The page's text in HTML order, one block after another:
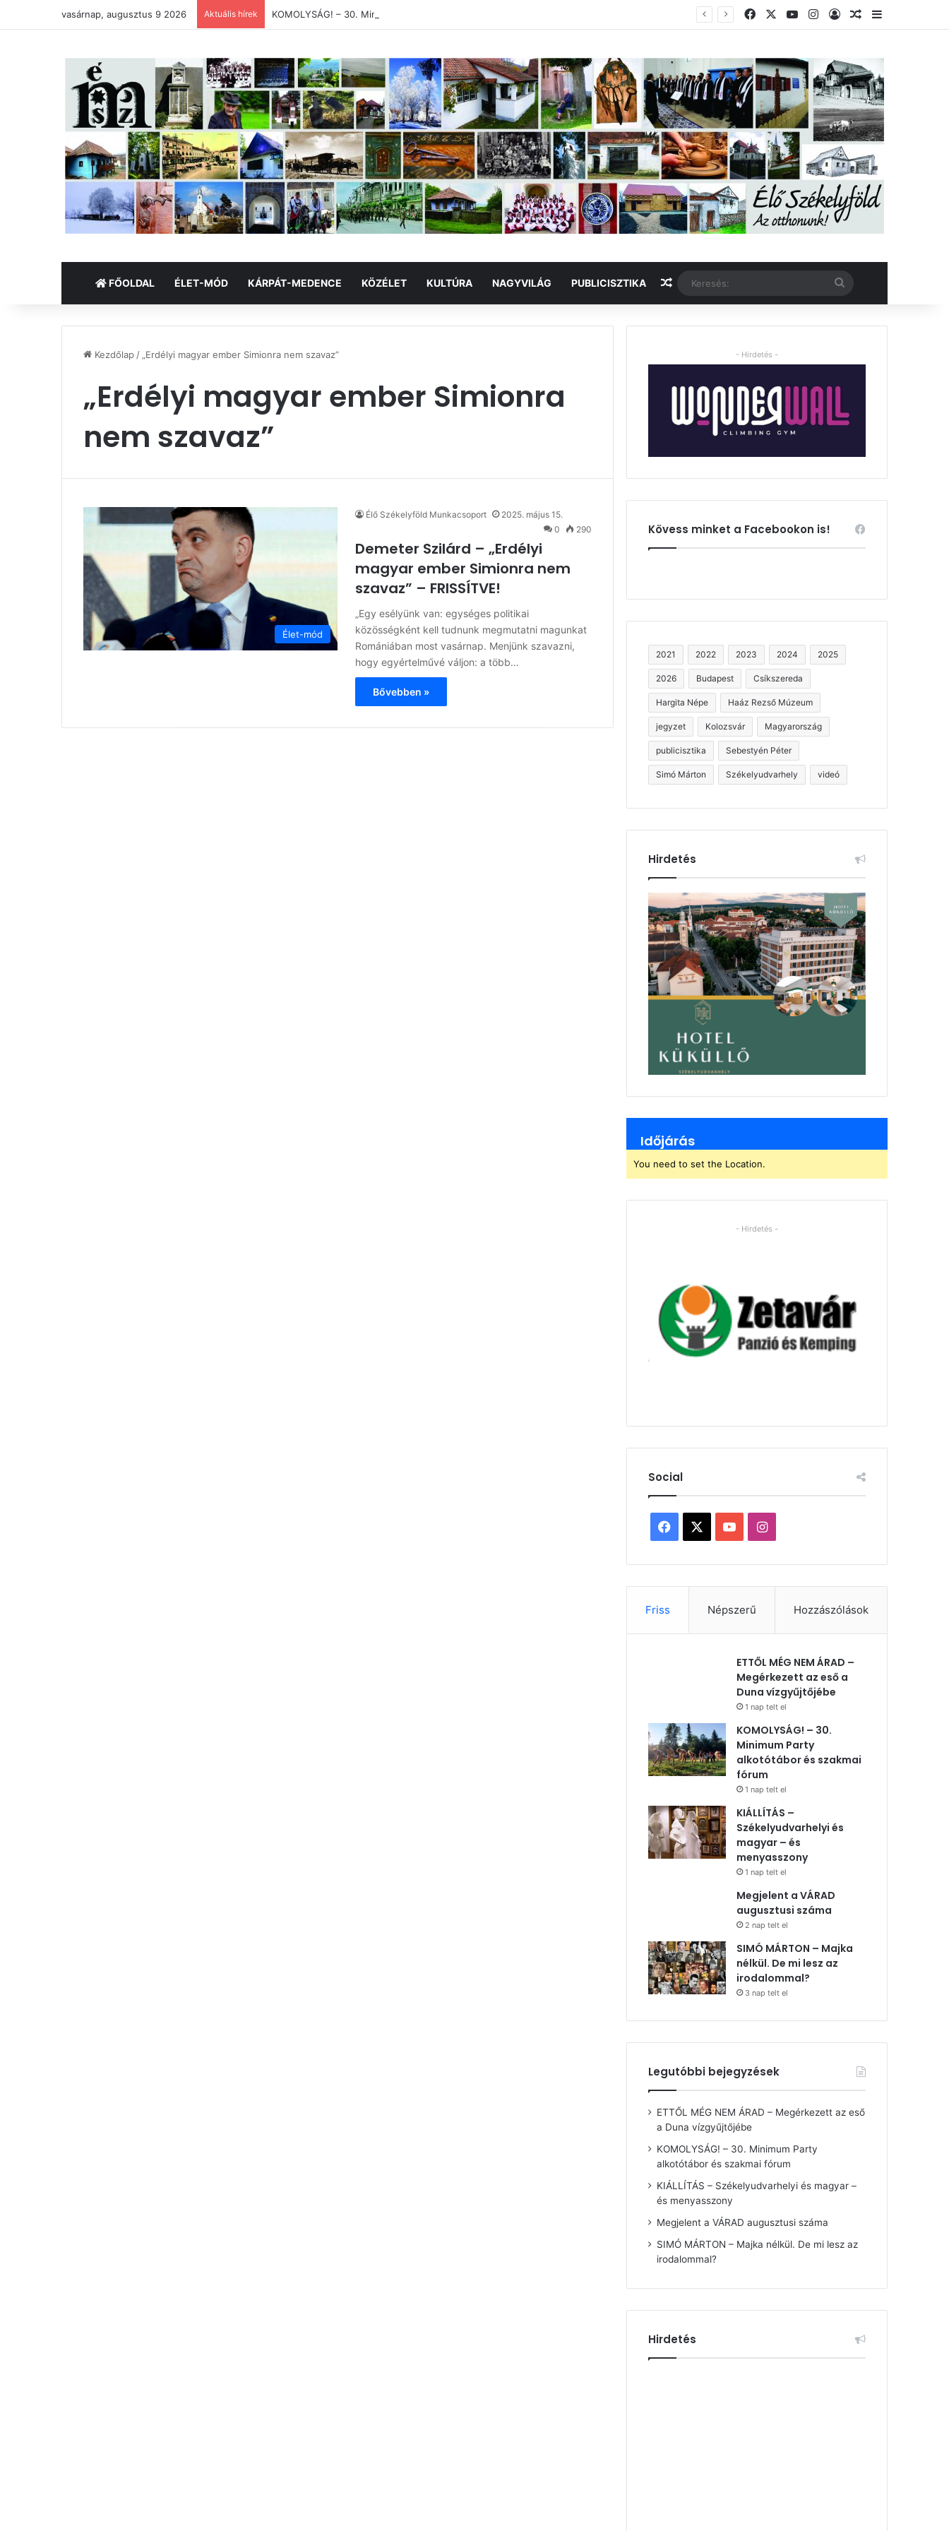
vasárnap, augusztus 9 2026 Aktuális hírek KOMOLYSÁG! – 30. Minimum Party alkotótábor és szakmai fórum FacebookYouTubeInstagram
BelépésVéletlen cikk
Oldalsáv
FŐOLDAL ÉLET-MÓD KÁRPÁT-MEDENCE KÖZÉLET KULTÚRA NAGYVILÁG PUBLICISZTIKA Véletlen cikk Keresés:
Kezdőlap / „Erdélyi magyar ember Simionra nem szavaz”
„Erdélyi magyar ember Simionra
nem szavaz”
Élet-mód
Élő Székelyföld Munkacsoport
2025. május 15.
0
290
Demeter Szilárd – „Erdélyi
magyar ember Simionra nem
szavaz” – FRISSÍTVE!
„Egy esélyünk van: egységes politikai
közösségként kell tudnunk megmutatni magunkat
Romániában most vasárnap. Menjünk szavazni,
hogy egyértelművé váljon: a több…
Bővebben »
- Hirdetés -
Kövess minket a Facebookon is!
2021 2022 2023 2024 2025
2026 Budapest Csíkszereda
Hargita Népe Haáz Rezső Múzeum
jegyzet Kolozsvár Magyarország
publicisztika Sebestyén Péter
Simó Márton Székelyudvarhely videó
Hirdetés
Időjárás
You need to set the Location.
- Hirdetés -
Social
Facebook YouTubeInstagram
Friss Népszerű Hozzászólások
ETTŐL MÉG NEM ÁRAD –
Megérkezett az eső a
Duna vízgyűjtőjébe
1 nap telt el
KOMOLYSÁG! – 30.
Minimum Party
alkotótábor és szakmai
fórum
1 nap telt el
KIÁLLÍTÁS –
Székelyudvarhelyi és
magyar – és
menyasszony
1 nap telt el
Megjelent a VÁRAD
augusztusi száma
2 nap telt el
SIMÓ MÁRTON – Majka
nélkül. De mi lesz az
irodalommal?
3 nap telt el
Legutóbbi bejegyzések
ETTŐL MÉG NEM ÁRAD – Megérkezett az eső
a Duna vízgyűjtőjébe
KOMOLYSÁG! – 30. Minimum Party
alkotótábor és szakmai fórum
KIÁLLÍTÁS – Székelyudvarhelyi és magyar –
és menyasszony
Megjelent a VÁRAD augusztusi száma
SIMÓ MÁRTON – Majka nélkül. De mi lesz az
irodalommal?
Hirdetés